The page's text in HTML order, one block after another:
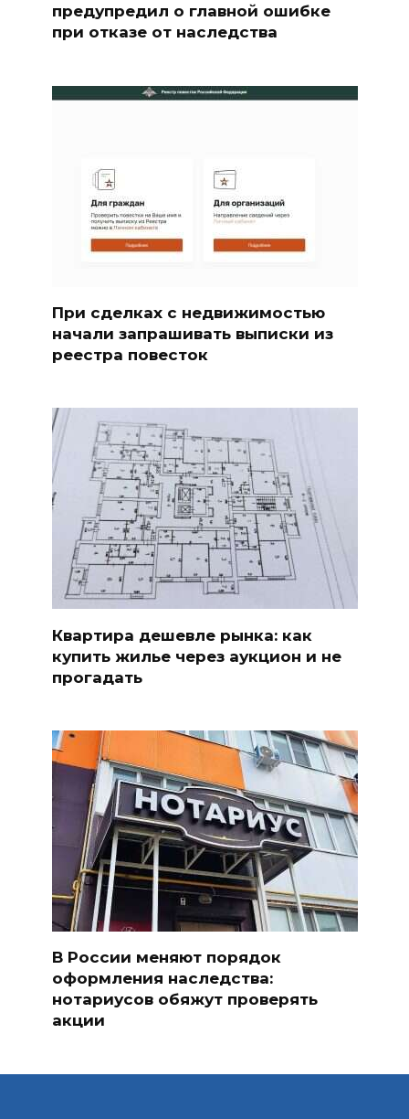
предупредил о главной ошибке
при отказе от наследства
При сделках с недвижимостью
начали запрашивать выписки из
реестра повесток
Квартира дешевле рынка: как
купить жилье через аукцион и не
прогадать
В России меняют порядок
оформления наследства:
нотариусов обяжут проверять
акции